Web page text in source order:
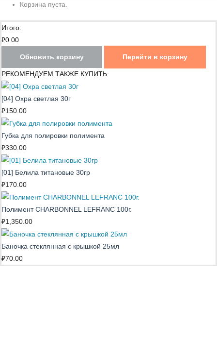
Корзина пуста.
Итого:
₽0.00
Обновить корзину Перейти в корзину
РЕКОМЕНДУЕМ ТАКЖЕ КУПИТЬ:
[04] Охра светлая 30г
₽150.00
Губка для полировки полимента
₽330.00
[01] Белила титановые 30гр
₽170.00
Полимент CHARBONNEL LEFRANC 100г.
₽1,350.00
Баночка стеклянная с крышкой 25мл
₽70.00